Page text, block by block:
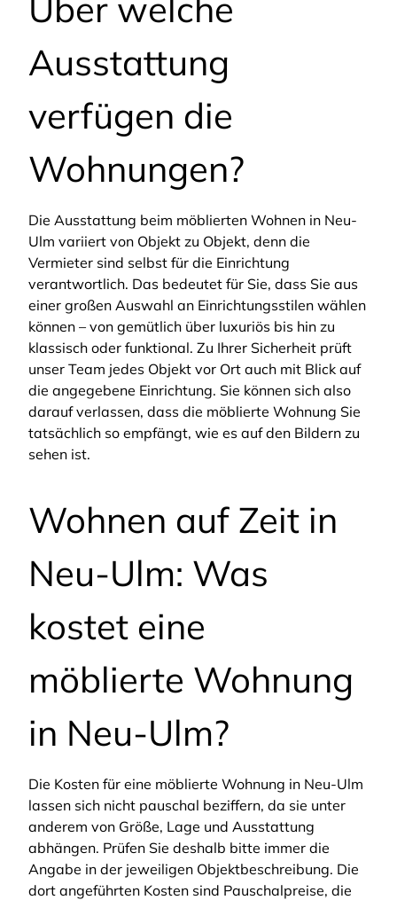
Über welche
Ausstattung
verfügen die
Wohnungen?
Die Ausstattung beim möblierten Wohnen in Neu-
Ulm variiert von Objekt zu Objekt, denn die
Vermieter sind selbst für die Einrichtung
verantwortlich. Das bedeutet für Sie, dass Sie aus
einer großen Auswahl an Einrichtungsstilen wählen
können – von gemütlich über luxuriös bis hin zu
klassisch oder funktional. Zu Ihrer Sicherheit prüft
unser Team jedes Objekt vor Ort auch mit Blick auf
die angegebene Einrichtung. Sie können sich also
darauf verlassen, dass die möblierte Wohnung Sie
tatsächlich so empfängt, wie es auf den Bildern zu
sehen ist.
Wohnen auf Zeit in
Neu-Ulm: Was
kostet eine
möblierte Wohnung
in Neu-Ulm?
Die Kosten für eine möblierte Wohnung in Neu-Ulm
lassen sich nicht pauschal beziffern, da sie unter
anderem von Größe, Lage und Ausstattung
abhängen. Prüfen Sie deshalb bitte immer die
Angabe in der jeweiligen Objektbeschreibung. Die
dort angeführten Kosten sind Pauschalpreise, die